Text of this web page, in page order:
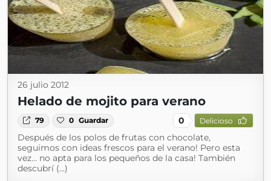
26 julio 2012
Helado de mojito para verano
79 0 Guardar 0 Delicioso
Después de los polos de frutas con chocolate,
seguimos con ideas frescos para el verano! Pero esta
vez… no apta para los pequeños de la casa! También
descubrí (...)